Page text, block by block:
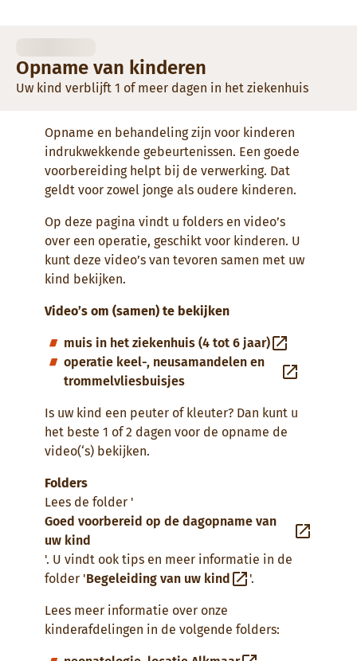
Opname van kinderen
Uw kind verblijft 1 of meer dagen in het ziekenhuis
Opname en behandeling zijn voor kinderen
indrukwekkende gebeurtenissen. Een goede
voorbereiding helpt bij de verwerking. Dat
geldt voor zowel jonge als oudere kinderen.
Op deze pagina vindt u folders en video’s
over een operatie, geschikt voor kinderen. U
kunt deze video’s van tevoren samen met uw
kind bekijken.
Video’s om (samen) te bekijken
muis in het ziekenhuis (4 tot 6 jaar)
operatie keel-, neusamandelen en
trommelvliesbuisjes
Is uw kind een peuter of kleuter? Dan kunt u
het beste 1 of 2 dagen voor de opname de
video(‘s) bekijken.
Folders
Lees de folder '
Goed voorbereid op de dagopname van
uw kind
'. U vindt ook tips en meer informatie in de
folder 'Begeleiding van uw kind '.
Lees meer informatie over onze
kinderafdelingen in de volgende folders: